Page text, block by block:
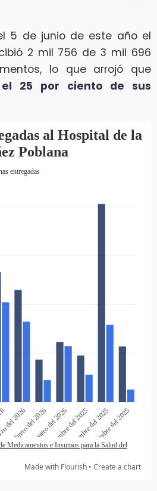
5 de junio de este año el
2 mil 756 de 3 mil 696
lo que arrojó que
25 por ciento de sus